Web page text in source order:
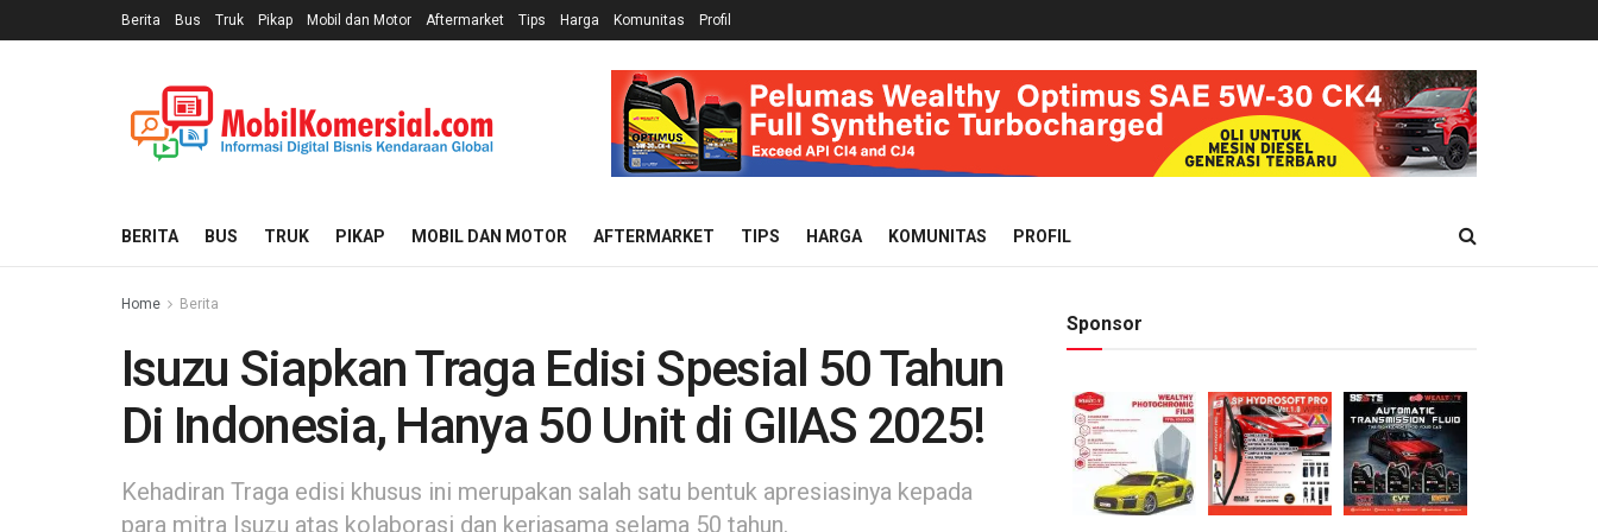
Berita Bus Truk Pikap Mobil dan Motor Aftermarket Tips Harga Komunitas Profil
BERITA BUS TRUK PIKAP MOBIL DAN MOTOR AFTERMARKET TIPS HARGA KOMUNITAS PROFIL
Home Berita
Isuzu Siapkan Traga Edisi Spesial 50 Tahun
Di Indonesia, Hanya 50 Unit di GIIAS 2025!
Kehadiran Traga edisi khusus ini merupakan salah satu bentuk apresiasinya kepada
para mitra Isuzu atas kolaborasi dan kerjasama selama 50 tahun.
Sponsor